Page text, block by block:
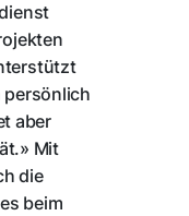
persönlich
aber
Mit
die
beim